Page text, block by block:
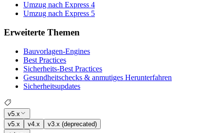
Umzug nach Express 4
Umzug nach Express 5
Erweiterte Themen
Bauvorlagen-Engines
Best Practices
Sicherheits-Best Practices
Gesundheitschecks & anmutiges Herunterfahren
Sicherheitsupdates
v5.x
v5.x
v4.x
v3.x (deprecated)